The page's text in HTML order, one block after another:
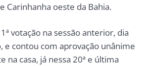
Carinhanha oeste da Bahia.
votação na sessão anterior, dia
e contou com aprovação unânime
na casa, já nessa 20ª e última